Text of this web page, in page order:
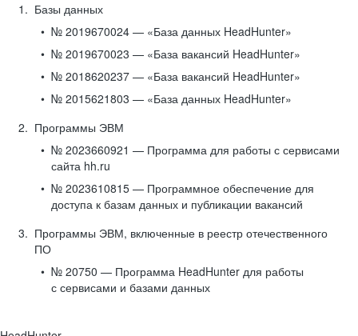
Базы данных
№ 2019670024 — «База данных HeadHunter»
№ 2019670023 — «База вакансий HeadHunter»
№ 2018620237 — «База вакансий HeadHunter»
№ 2015621803 — «База данных HeadHunter»
Программы ЭВМ
№ 2023660921 — Программа для работы с сервисами
сайта hh.ru
№ 2023610815 — Программное обеспечение для
доступа к базам данных и публикации вакансий
Программы ЭВМ, включенные в реестр отечественного
ПО
№ 20750 — Программа HeadHunter для работы
с сервисами и базами данных